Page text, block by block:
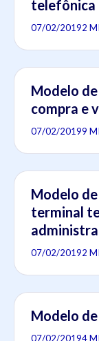
telefônica
07/02/20192
Modelo
compra e
07/02/20199
Modelo
terminal
07/02/20192
Modelo
07/02/20194